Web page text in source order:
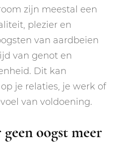
zijn meestal een
plezier en
van aardbeien
van genot en
Dit kan
je relaties, je werk of
van voldoening.
oogst meer